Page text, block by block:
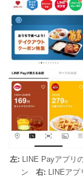
左: LINE Payアプリ
ン
右: LINEアプ